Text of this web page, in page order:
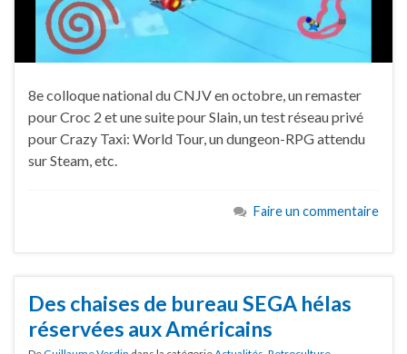
8e colloque national du CNJV en octobre, un remaster
pour Croc 2 et une suite pour Slain, un test réseau privé
pour Crazy Taxi: World Tour, un dungeon-RPG attendu
sur Steam, etc.
Faire un commentaire
Des chaises de bureau SEGA hélas
réservées aux Américains